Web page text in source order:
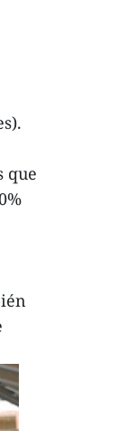
que